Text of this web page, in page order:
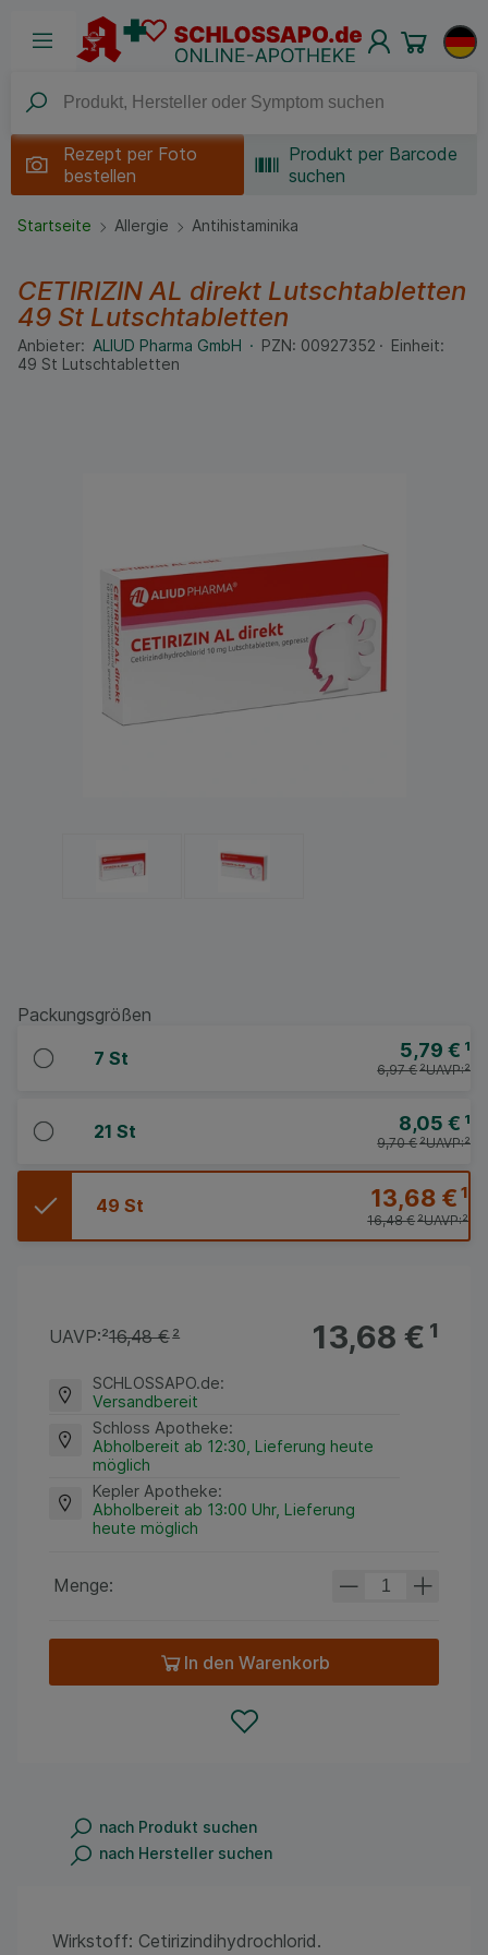
Rezept per Foto
bestellen
Produkt per Barcode
suchen
Startseite Allergie Antihistaminika
CETIRIZIN AL direkt Lutschtabletten
49 St Lutschtabletten
Anbieter: ALIUD Pharma GmbH PZN: 00927352
Einheit:
49 St Lutschtabletten
Packungsgrößen
7 St 5,79 € ¹
UAVP:²
6,97 €²
21 St 8,05 € ¹
UAVP:²
9,70 €²
49 St 13,68 €¹
UAVP:²
16,48 €²
13,68 €¹
UAVP:²16,48 €²
SCHLOSSAPO.de:
Versandbereit
Schloss Apotheke:
Abholbereit ab 12:30, Lieferung heute
möglich
Kepler Apotheke:
Abholbereit ab 13:00 Uhr, Lieferung
heute möglich
Menge:
In den Warenkorb
nach Produkt suchen
nach Hersteller suchen
Wirkstoff: Cetirizindihydrochlorid.